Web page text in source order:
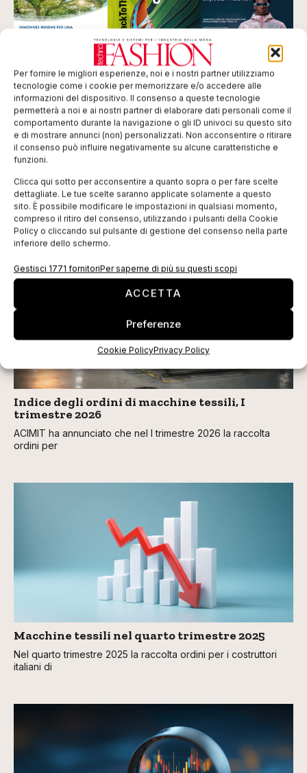
Per fornire le migliori esperienze, noi e i nostri partner utilizziamo
tecnologie come i cookie per memorizzare e/o accedere alle
informazioni del dispositivo. Il consenso a queste tecnologie
permetterà a noi e ai nostri partner di elaborare dati personali come il
comportamento durante la navigazione o gli ID univoci su questo sito
e di mostrare annunci (non) personalizzati. Non acconsentire o ritirare
il consenso può influire negativamente su alcune caratteristiche e
funzioni.
Clicca qui sotto per acconsentire a quanto sopra o per fare scelte
dettagliate. Le tue scelte saranno applicate solamente a questo
sito. È possibile modificare le impostazioni in qualsiasi momento,
compreso il ritiro del consenso, utilizzando i pulsanti della Cookie
Policy o cliccando sul pulsante di gestione del consenso nella parte
inferiore dello schermo.
Gestisci 1771 fornitoriPer saperne di più su questi scopi
ACCETTA
Preferenze
Cookie PolicyPrivacy Policy
ISCRIVITI ALLA NEWSLETTER
TI POTREBBERO INTERESSARE
Indice degli ordini di macchine tessili, I
trimestre 2026
ACIMIT ha annunciato che nel I trimestre 2026 la raccolta
ordini per
Macchine tessili nel quarto trimestre 2025
Nel quarto trimestre 2025 la raccolta ordini per i costruttori
italiani di